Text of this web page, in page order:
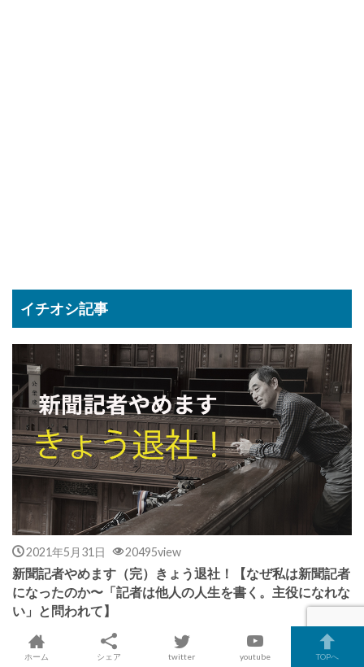
イチオシ記事
2021年5月31日 20495view
新聞記者やめます（完）きょう退社！【なぜ私は新聞記者
になったのか〜「記者は他人の人生を書く。主役になれな
い」と問われて】
いよいよ新聞社を退職する日がやってきました。 2月末にスタート
した連載「新聞記者やめます」で「なぜ新聞記者をやめるのか」
ホーム シェア twitter youtube TOPへ